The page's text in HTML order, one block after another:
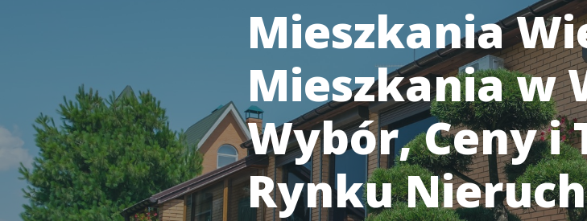
Mieszkania
Mieszkania w
Wybór, Ceny i
Rynku